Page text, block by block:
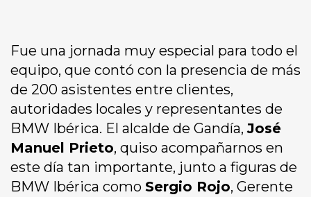
Fue una jornada muy especial para todo el
equipo, que contó con la presencia de más
de 200 asistentes entre clientes,
autoridades locales y representantes de
BMW Ibérica. El alcalde de Gandía,José
Manuel Prieto, quiso acompañarnos en
este día tan importante, junto a figuras de
BMW Ibérica como Sergio Rojo, Gerente